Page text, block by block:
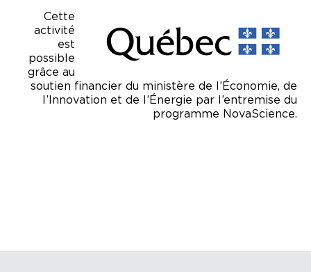
Cette
activité
est
possible
grâce au
soutien financier du ministère de l’Économie, de
l’Innovation et de l’Énergie par l’entremise du
programme NovaScience.